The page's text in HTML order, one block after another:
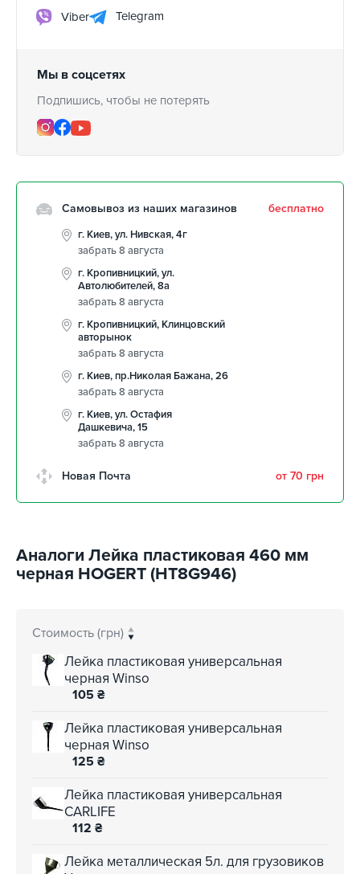
Viber
Telegram
Мы в соцсетях
Подпишись, чтобы не потерять
Самовывоз из наших магазинов бесплатно
г. Киев, ул. Нивская, 4г
забрать 8 августа
г. Кропивницкий, ул.
Автолюбителей, 8а
забрать 8 августа
г. Кропивницкий, Клинцовский
авторынок
забрать 8 августа
г. Киев, пр.Николая Бажана, 26
забрать 8 августа
г. Киев, ул. Остафия
Дашкевича, 15
забрать 8 августа
Новая Почта от 70 грн
Аналоги Лейка пластиковая 460 мм
черная HOGERT (HT8G946)
Стоимость (грн)
Лейка пластиковая универсальная
черная Winso
105 ₴
Лейка пластиковая универсальная
черная Winso
125 ₴
Лейка пластиковая универсальная
CARLIFE
112 ₴
Лейка металлическая 5л. для грузовиков